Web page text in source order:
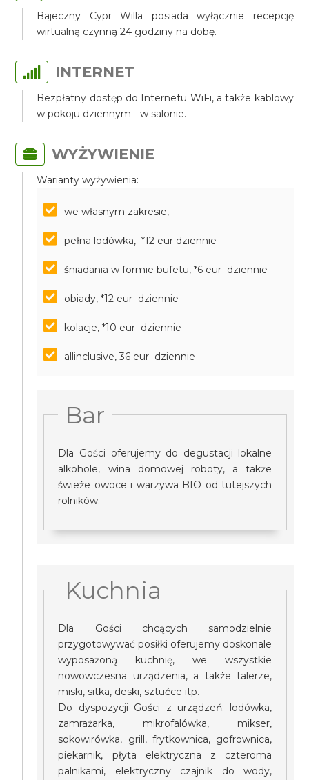
Bajeczny Cypr Willa posiada wyłącznie recepcję
wirtualną czynną 24 godziny na dobę.
INTERNET
Bezpłatny dostęp do Internetu WiFi, a także kablowy
w pokoju dziennym - w salonie.
WYŻYWIENIE
Warianty wyżywienia:
we własnym zakresie,
pełna lodówka, *12 eur dziennie
śniadania w formie bufetu, *6 eur dziennie
obiady, *12 eur dziennie
kolacje, *10 eur dziennie
allinclusive, 36 eur dziennie
Bar
Dla Gości oferujemy do degustacji lokalne
alkohole, wina domowej roboty, a także
świeże owoce i warzywa BIO od tutejszych
rolników.
Kuchnia
Dla Gości chcących samodzielnie
przygotowywać posiłki oferujemy doskonale
wyposażoną kuchnię, we wszystkie
nowowczesna urządzenia, a także talerze,
miski, sitka, deski, sztućce itp.
Do dyspozycji Gości z urządzeń: lodówka,
zamrażarka, mikrofalówka, mikser,
sokowirówka, grill, frytkownica, gofrownica,
piekarnik, płyta elektryczna z czteroma
palnikami, elektryczny czajnik do wody,